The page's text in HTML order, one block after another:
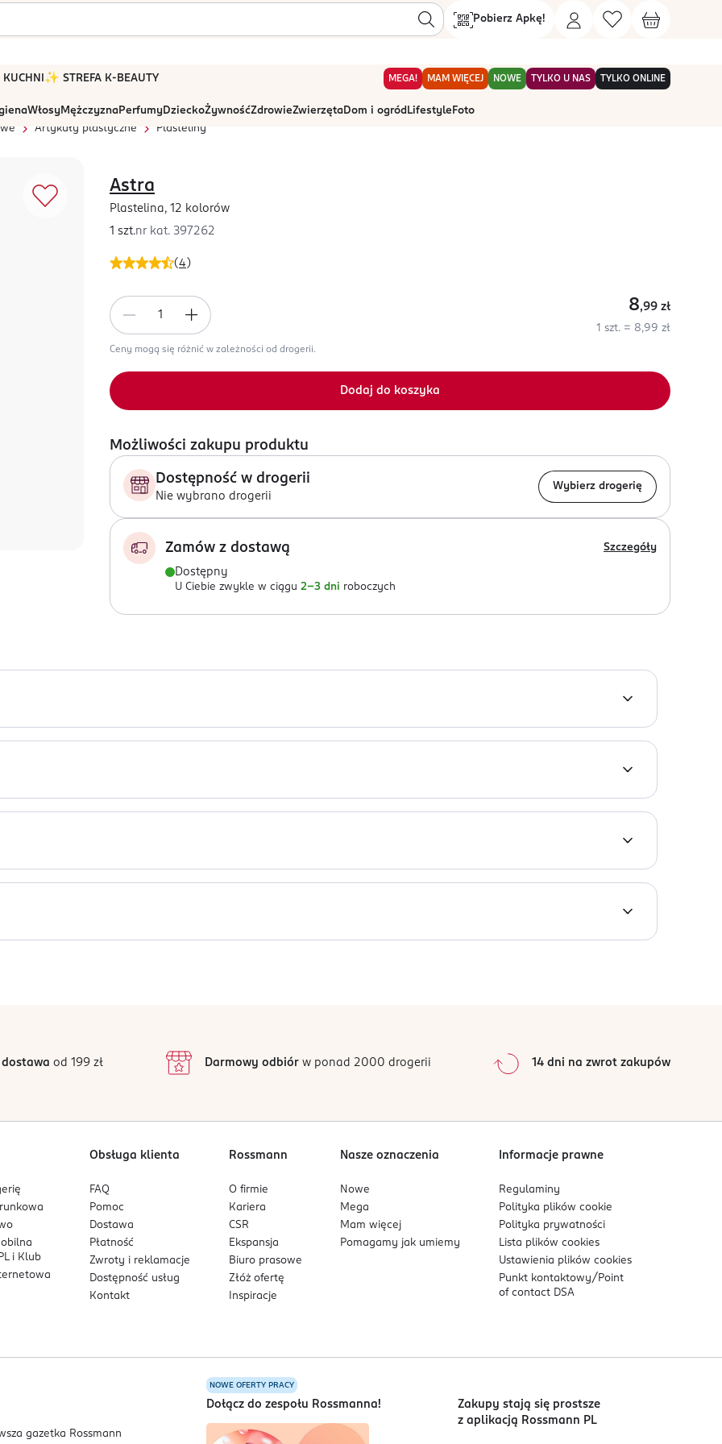
Pobierz Apkę!
KUCHNI ✨ STREFA K-BEAUTY MEGA! MAM WIĘCEJ NOWE TYLKO U NAS TYLKO ONLINE
WłosyMężczyznaPerfumyDzieckoŻywnośćZdrowieZwierzętaDom i ogród Lifestyle Foto
Artykuły plastyczne Plasteliny
(4 )
Astra
Plastelina, 12 kolorów
1 szt.nr kat. 397262
8,99 zł
1 szt. = 8,99 zł
Ceny mogą się różnić w zależności od drogerii.
Dodaj do koszyka
Możliwości zakupu produktu
Dostępność w drogerii
Nie wybrano drogerii
Wybierz drogerię
Zamów z dostawą Szczegóły
Dostępny
U Ciebie zwykle w ciągu 2-3 dni roboczych
przeznaczony do zabawy, nauki modelowania i ćwiczeń terapeutycznych. Z plasteliny można wykonywać
2
1
0%
Sortowanie wgdata: od najnowszej
od 199 zł Darmowy odbiórw ponad 2000 drogerii 14 dni na zwrot zakupów
i Klub
Obsługa klienta
FAQ
Pomoc
Dostawa
Płatność
Zwroty i reklamacje
Dostępność usług
Kontakt
Rossmann
O firmie
Kariera
CSR
Ekspansja
Biuro prasowe
Złóż ofertę
Inspiracje
Nasze oznaczenia
Nowe
Mega
Mam więcej
Pomagamy jak umiemy
Informacje prawne
Regulaminy
Polityka plikówcookie
Polityka prywatności
Lista plikówcookies
Ustawienia plikówcookies
Punkt kontaktowy/ Point
of contact DSA
NOWE OFERTY PRACY
Dołącz do zespołu Rossmanna!
Zakupy stają się prostsze
z aplikacją Rossmann PL